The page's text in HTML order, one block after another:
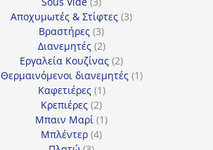
προϊόντα
Αποχυμωτές & Στίφτες 33
Βραστήρες 33
προϊόντα
Διανεμητές 22
προϊόντα
Εργαλεία Κουζίνας 22
προϊόντα
Θερμαινόμενοι διανεμητές 11
Καφετιέρες 11
προϊόν
Κρεπιέρες 22
προϊόντα
Μπαιν Μαρί 11
Μπλέντερ 44